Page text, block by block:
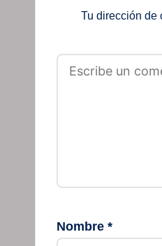
Tu dirección de
Nombre *